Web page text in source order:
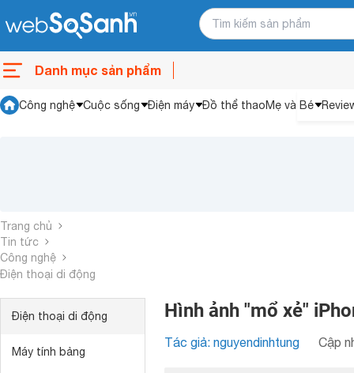
Danh mục sản phẩm
Công nghệ Cuộc sống Điện máy Đồ thể thaoMẹ và Bé
Trang chủ
Tin tức
Công nghệ
Điện thoại di động
Điện thoại di động
Máy tính bảng
Hình ảnh "mổ xẻ"
Tác giả: nguyendinhtung Cập